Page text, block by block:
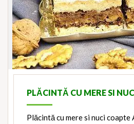
PLĂCINTĂ CU MERE SI
Plăcintă cu mere si nuci coapte